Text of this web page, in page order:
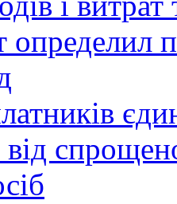
определил
від